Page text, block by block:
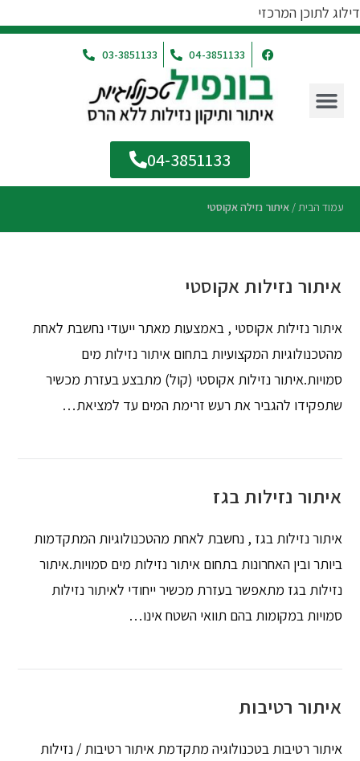
דילוג לתוכן המרכזי
04-3851133
03-3851133
04-3851133
עמוד הבית/ איתור נזילה אקוסטי
איתור נזילות אקוסטי
איתור נזילות אקוסטי , באמצעות מאתר ייעודי נחשבת לאחת
מהטכנולוגיות המקצועיות בתחום איתור נזילות מים
סמויות.איתור נזילות אקוסטי (קול) מתבצע בעזרת מכשיר
שתפקידו להגביר את רעש זרימת המים עד למציאת…
איתור נזילות בגז
איתור נזילות בגז , נחשבת לאחת מהטכנולוגיות המתקדמות
ביותר ובין האחרונות בתחום איתור נזילות מים סמויות.איתור
נזילות בגז מתאפשר בעזרת מכשיר ייחודי לאיתור נזילות
סמויות במקומות בהם תוואי השטח אינו…
איתור רטיבות
איתור רטיבות בטכנולוגיה מתקדמת איתור רטיבות / נזילות